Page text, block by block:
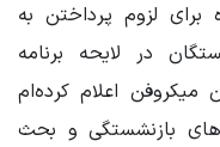
لزوم پرداختن به
در لایحه برنامه
میکروفن اعلام کرده‌ام
بازنشستگی و بحث